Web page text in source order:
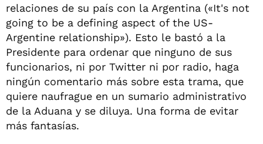
relaciones de su país con la Argentina («It's not
going to be a defining aspect of the US-
Argentine relationship»). Esto le bastó a la
Presidente para ordenar que ninguno de sus
funcionarios, ni por Twitter ni por radio, haga
ningún comentario más sobre esta trama, que
quiere naufrague en un sumario administrativo
de la Aduana y se diluya. Una forma de evitar
más fantasías.